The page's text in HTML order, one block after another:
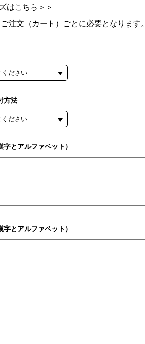
はこちら＞＞
注文（カート）ごとに必要となります。
方法
字とアルファベット）
字とアルファベット）